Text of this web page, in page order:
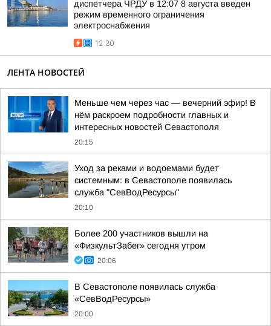
диспетчера ЧРДУ в 12:07 8 августа введен
режим временного ограничения
электроснабжения
12:30
ЛЕНТА НОВОСТЕЙ
Меньше чем через час — вечерний эфир! В
нём раскроем подробности главных и
интересных новостей Севастополя
20:15
Уход за реками и водоемами будет
системным: в Севастополе появилась
служба "СевВодРесурсы"
20:10
Более 200 участников вышли на
«ФизкультЗабег» сегодня утром
20:06
В Севастополе появилась служба
«СевВодРесурсы»
20:00